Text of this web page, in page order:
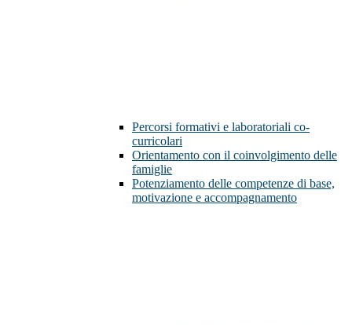
Percorsi formativi e laboratoriali co-
curricolari
Orientamento con il coinvolgimento delle
famiglie
Potenziamento delle competenze di base,
motivazione e accompagnamento